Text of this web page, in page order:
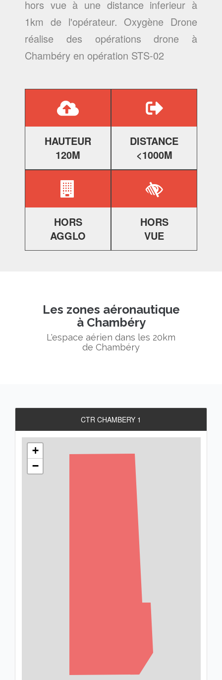
hors vue à une distance inferieur à
1km de l'opérateur. Oxygène Drone
réalise des opérations drone à
Chambéry en opération STS-02
HAUTEUR
120M
DISTANCE
<1000M
HORS
AGGLO
HORS
VUE
Les zones aéronautique
à Chambéry
L'espace aérien dans les 20km
de Chambéry
CTR CHAMBERY 1